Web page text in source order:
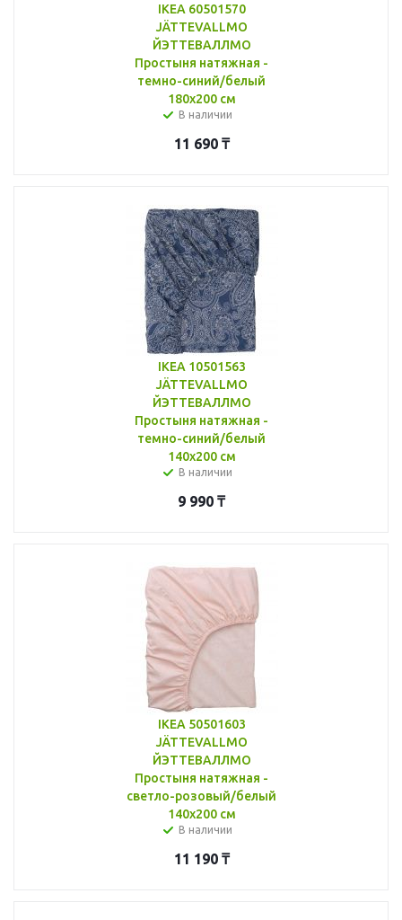
IKEA 60501570
JÄTTEVALLMO
ЙЭТТЕВАЛЛМО
Простыня натяжная -
темно-синий/белый
180x200 см
В наличии
11 690₸
IKEA 10501563
JÄTTEVALLMO
ЙЭТТЕВАЛЛМО
Простыня натяжная -
темно-синий/белый
140x200 см
В наличии
9 990 ₸
IKEA 50501603
JÄTTEVALLMO
ЙЭТТЕВАЛЛМО
Простыня натяжная -
светло-розовый/белый
140x200 см
В наличии
11 190₸